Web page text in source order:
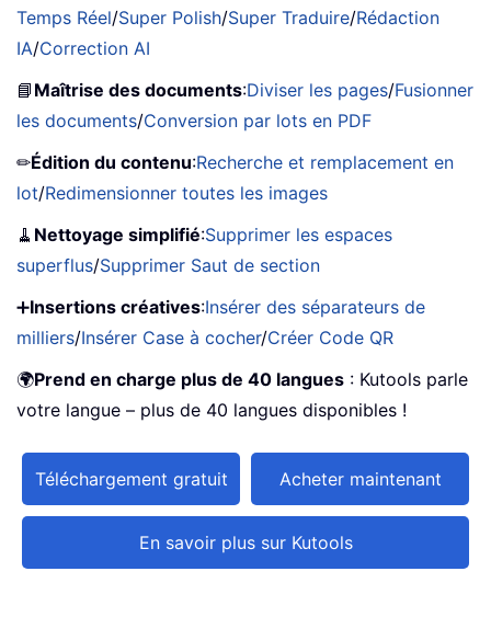
Temps Réel/Super Polish/Super Traduire/Rédaction
IA/Correction AI
📘 Maîtrise des documents:Diviser les pages/Fusionner
les documents/Conversion par lots en PDF
✏Édition du contenu:Recherche et remplacement en
lot/Redimensionner toutes les images
🧹 Nettoyage simplifié:Supprimer les espaces
superflus/Supprimer Saut de section
➕Insertions créatives:Insérer des séparateurs de
milliers/Insérer Case à cocher/Créer Code QR
🌍Prend en charge plus de 40 langues : Kutools parle
votre langue – plus de 40 langues disponibles !
Téléchargement gratuit Acheter maintenant
En savoir plus sur Kutools